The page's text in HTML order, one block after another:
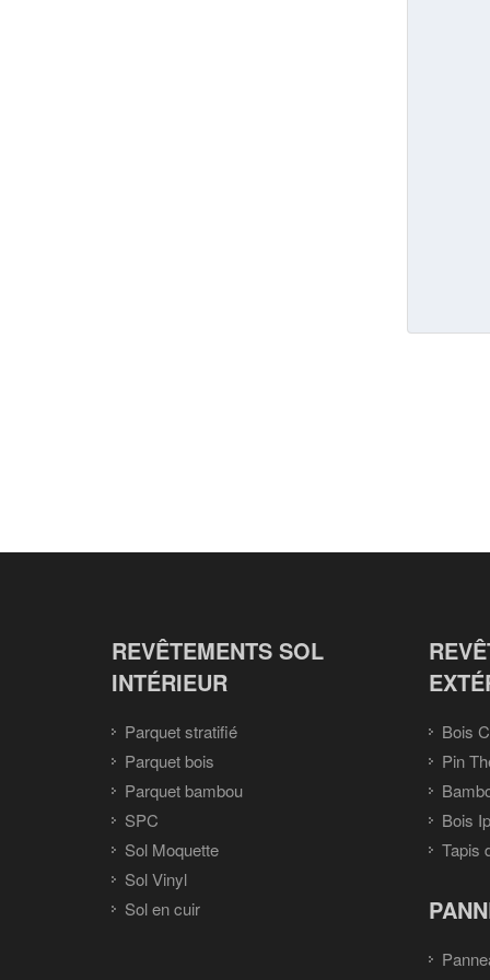
REVÊTEMENTS SOL
INTÉRIEUR
Parquet stratifié
Parquet bois
Parquet bambou
SPC
Sol Moquette
Sol Vinyl
Sol en cuir
Bois
Pin
Bois
Tapis